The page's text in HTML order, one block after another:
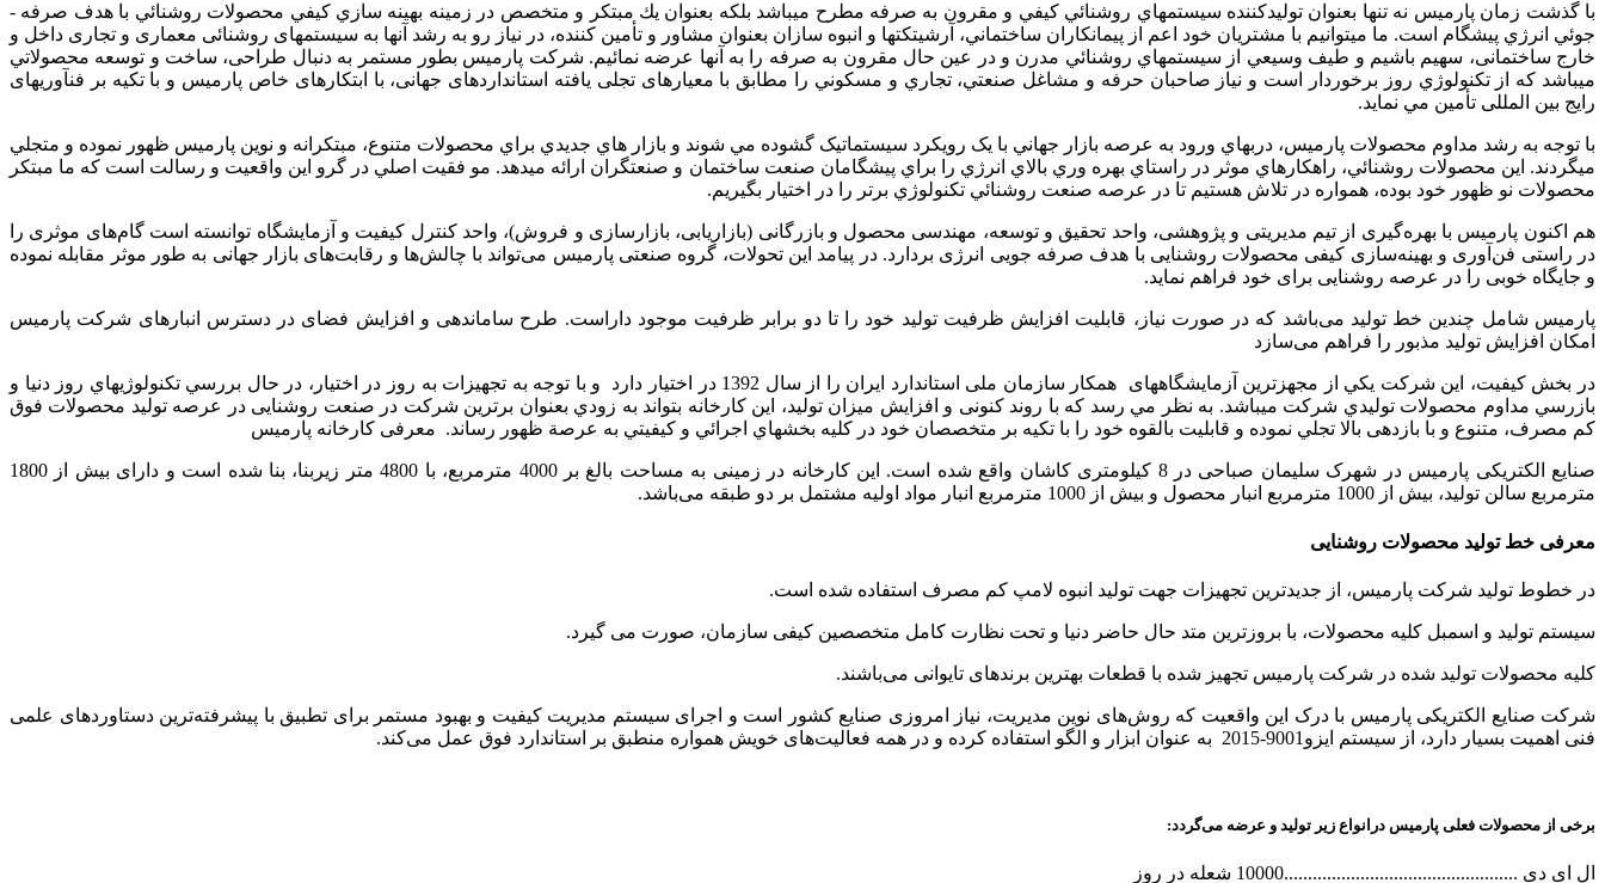
با گذشت زمان پارميس نه تنها بعنوان توليدكننده سيستم­هاي روشنائي كيفي و مقرون به صرفه مطرح مي­باشد بلكه بعنوان يك مبتكر و متخصص در زمينه بهينه سازي كيفي محصولات روشنائي با هدف صرفه ­
جوئي انرژي پيشگام است. ما مي­توانيم با مشتريان خود اعم از پيمانكاران ساختماني، آرشيتكت­ها و انبوه ­سازان بعنوان مشاور و تأمین کننده، در نیاز رو به رشد آنها به سیستم­های روشنائی معماری و تجاری داخل و
خارج ساختمانی، سهيم باشيم و طيف وسيعي از سيستم­هاي روشنائي مدرن و در عين حال مقرون به صرفه را به آنها عرضه نمائيم. شركت پارميس بطور مستمر به دنبال طراحی، ساخت و توسعه محصولاتي
مي­باشد كه از تكنولوژي روز برخوردار است و نياز صاحبان حرفه و مشاغل صنعتي، تجاري و مسكوني را مطابق با معیارهای تجلی یافته استانداردهای جهانی، با ابتکارهای خاص پارميس و با تكيه بر فن­آوری­های
رايج بین المللی تأمين مي ­نمايد.
با توجه به رشد مداوم محصولات پارميس، درب­هاي ورود به عرصه بازار جهاني با یک رویکرد سیستماتیک گشوده مي شوند و بازار هاي جديدي براي محصولات متنوع، مبتكرانه و نوین پارميس ظهور نموده و متجلي
مي­گردند. اين محصولات روشنائي، راهكارهاي موثر در راستاي بهره ­وري بالاي انرژي را براي پيشگامان صنعت ساختمان و صنعتگران ارائه مي­دهد. مو فقيت اصلي در گرو اين واقعيت و رسالت است كه ما مبتكر
محصولات نو ظهور خود بوده، همواره در تلاش هستيم تا در عرصه صنعت روشنائي تكنولوژي برتر را در اختيار بگيريم.
هم اکنون پارمیس با بهره‌گیری از تیم مدیریتی و پژوهشی، واحد تحقیق و توسعه، مهندسی محصول و بازرگانی (بازاریابی، بازارسازی و فروش)، واحد کنترل کیفیت و آزمایشگاه توانسته است گام‌های موثری را
در راستی فن‌آوری و بهینه‌سازی کیفی محصولات روشنایی با هدف صرفه جویی انرژی بردارد. در پیامد این تحولات، گروه صنعتی پارمیس می‌تواند با چالش‌ها و رقابت‌های بازار جهانی به طور موثر مقابله نموده
و جایگاه خوبی را در عرصه روشنایی برای خود فراهم نماید.
پارمیس شامل چندین خط تولید می‌باشد که در صورت نیاز، قابلیت افزایش ظرفیت تولید خود را تا دو برابر ظرفیت موجود داراست. طرح ساماندهی و افزایش فضای در دسترس انبارهای شرکت پارمیس
امکان افزایش تولید مذبور را فراهم می‌سازد
در بخش كيفيت، اين شركت يكي از مجهز­ترين آزمايشگاه­های همکار سازمان ملی استاندارد ایران را از سال 1392 در اختيار دارد و با توجه به تجهيزات به روز در اختیار، در حال بررسي تكنولوژي­هاي روز دنيا و
بازرسي مداوم محصولات توليدي شركت مي­باشد. به نظر مي رسد كه با روند کنونی و افزايش ميزان توليد، اين كارخانه بتواند به زودي بعنوان برترین شرکت در صنعت روشنایی در عرصه توليد محصولات فوق
کم مصرف، متنوع و با بازدهی بالا تجلي نموده و قابليت بالقوه خود را با تكيه بر متخصصان خود در كليه بخشهاي اجرائي و كيفيتي به عرصة ظهور رساند. معرفی کارخانه پارمیس
صنایع الکتریکی پارمیس در شهرک سلیمان صباحی در 8 کیلومتری کاشان واقع شده است. این کارخانه در زمینی به مساحت بالغ بر 4000 مترمربع، با 4800 متر زیربنا، بنا شده است و دارای بیش از 1800
مترمربع سالن تولید، بیش از 1000 مترمربع انبار محصول و بیش از 1000 مترمربع انبار مواد اولیه مشتمل بر دو طبقه می‌باشد.
معرفی خط تولید محصولات روشنایی
در خطوط تولید شرکت پارمیس، از جدیدترین تجهیزات جهت تولید انبوه لامپ کم مصرف استفاده شده است.
سیستم تولید و اسمبل کلیه محصولات، با بروزترین متد حال حاضر دنیا و تحت نظارت کامل متخصصین کیفی سازمان، صورت می گیرد.
کلیه محصولات تولید شده در شرکت پارمیس تجهیز شده با قطعات بهترین برندهای تایوانی می‌باشند.
شرکت صنایع الکتریکی پارمیس با درک این واقعیت که روش‌های نوین مدیریت، نیاز امروزی صنایع کشور است و اجرای سیستم مدیریت کیفیت و بهبود مستمر برای تطبیق با پیشرفته‌ترین دستاوردهای علمی
فنی اهمیت بسیار دارد، از سیستم ایزو9001-2015 به عنوان ابزار و الگو استفاده کرده و در همه فعالیت‌های خویش همواره منطبق بر استاندارد فوق عمل می‌کند.
برخی از محصولات فعلی پارمیس درانواع زیر تولید و عرضه می‌گردد:
ال ای دی .................................................10000 شعله در روز